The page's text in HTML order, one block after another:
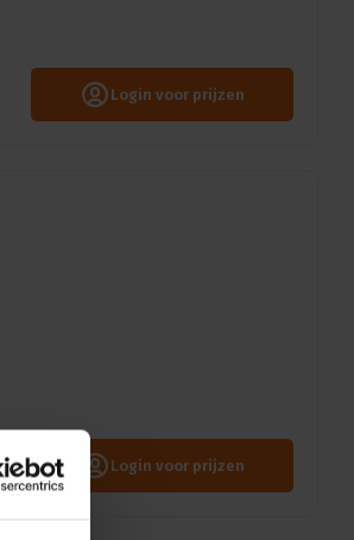
Login voor prijzen
Login voor prijzen